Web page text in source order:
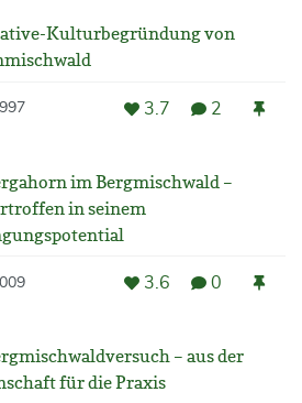
Kulturbegründung von
3.7 2
im Bergmischwald –
in seinem
3.6 0
– aus der
für die Praxis